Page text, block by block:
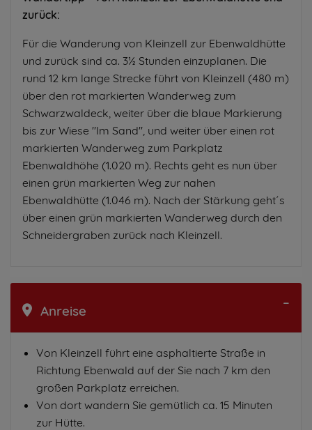
zurück:
Für die Wanderung von Kleinzell zur Ebenwaldhütte
und zurück sind ca. 3½ Stunden einzuplanen. Die
rund 12 km lange Strecke führt von Kleinzell (480 m)
über den rot markierten Wanderweg zum
Schwarzwaldeck, weiter über die blaue Markierung
bis zur Wiese "Im Sand", und weiter über einen rot
markierten Wanderweg zum Parkplatz
Ebenwaldhöhe (1.020 m). Rechts geht es nun über
einen grün markierten Weg zur nahen
Ebenwaldhütte (1.046 m). Nach der Stärkung geht´s
über einen grün markierten Wanderweg durch den
Schneidergraben zurück nach Kleinzell.
Anreise
Von Kleinzell führt eine asphaltierte Straße in
Richtung Ebenwald auf der Sie nach 7 km den
großen Parkplatz erreichen.
Von dort wandern Sie gemütlich ca. 15 Minuten
zur Hütte.